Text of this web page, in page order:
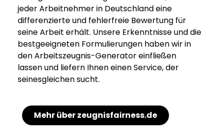
jeder Arbeitnehmer in Deutschland eine
differenzierte und fehlerfreie Bewertung für
seine Arbeit erhält. Unsere Erkenntnisse und die
bestgeeigneten Formulierungen haben wir in
den Arbeitszeugnis-Generator einfließen
lassen und liefern Ihnen einen Service, der
seinesgleichen sucht.
Mehr über zeugnisfairness.de